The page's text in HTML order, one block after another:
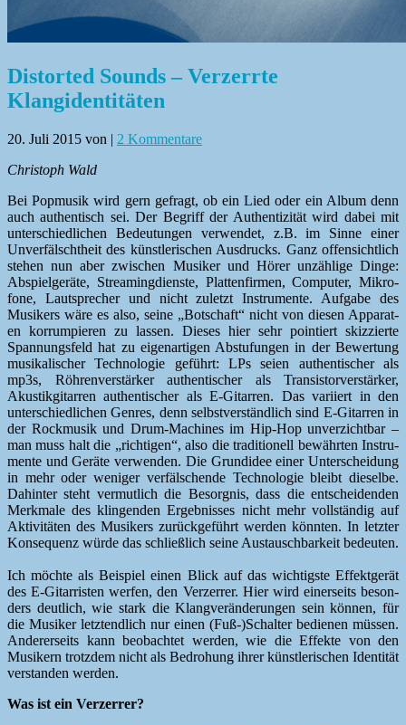
Distorted Sounds – Verzerrte
Klangidentitäten
20. Juli 2015 von | 2 Kommentare
Christoph Wald
Bei Pop­musik wird gern gefragt, ob ein Lied oder ein Album denn
auch authen­tisch sei. Der Begriff der Authen­tiz­ität wird dabei mit
unter­schiedlichen Bedeu­tun­gen ver­wen­det, z.B. im Sinne ein­er
Unver­fälschtheit des kün­st­lerischen Aus­drucks. Ganz offen­sichtlich
ste­hen nun aber zwis­chen Musik­er und Hör­er unzäh­lige Dinge:
Abspiel­geräte, Stream­ing­di­en­ste, Plat­ten­fir­men, Com­put­er, Mikro­
fone, Laut­sprech­er und nicht zulet­zt Instru­mente. Auf­gabe des
Musik­ers wäre es also, seine „Botschaft“ nicht von diesen Appa­rat­
en kor­rumpieren zu lassen. Dieses hier sehr pointiert skizzierte
Span­nungs­feld hat zu eige­nar­ti­gen Abstu­fun­gen in der Bew­er­tung
musikalis­ch­er Tech­nolo­gie geführt: LPs seien authen­tis­ch­er als
mp3s, Röhren­ver­stärk­er authen­tis­ch­er als Tran­sis­torver­stärk­er,
Akustikgi­tar­ren authen­tis­ch­er als E‑Gitarren. Das vari­iert in den
unter­schiedlichen Gen­res, denn selb­stver­ständlich sind E‑Gitarren in
der Rock­musik und Drum-Machines im Hip-Hop unverzicht­bar –
man muss halt die „richti­gen“, also die tra­di­tionell bewährten Instru­
mente und Geräte ver­wen­den. Die Grun­didee ein­er Unter­schei­dung
in mehr oder weniger ver­fälschende Tech­nolo­gie bleibt dieselbe.
Dahin­ter ste­ht ver­mut­lich die Besorg­nis, dass die entschei­den­den
Merk­male des klin­gen­den Ergeb­niss­es nicht mehr voll­ständig auf
Aktiv­itäten des Musik­ers zurück­ge­führt wer­den kön­nten. In let­zter
Kon­se­quenz würde das schließlich seine Aus­tauschbarkeit bedeuten.
Ich möchte als Beispiel einen Blick auf das wichtig­ste Effek­t­gerät
des E‑Gitarristen wer­fen, den Verz­er­rer. Hier wird ein­er­seits beson­
ders deut­lich, wie stark die Klangverän­derun­gen sein kön­nen, für
die Musik­er let­z­tendlich nur einen (Fuß-)Schalter bedi­enen müssen.
Ander­er­seits kann beobachtet wer­den, wie die Effek­te von den
Musik­ern trotz­dem nicht als Bedro­hung ihrer kün­st­lerischen Iden­tität
ver­standen werden.
Was ist ein Verzerrer?